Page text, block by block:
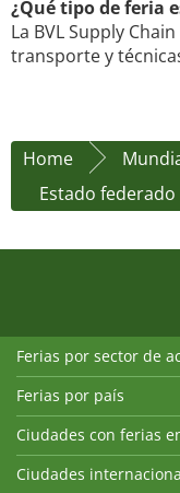
¿Qué tipo de feria
La BVL Supply
transporte y
Home
Estado federado
Ferias por sector de
Ferias por país
Ciudades con ferias
Ciudades